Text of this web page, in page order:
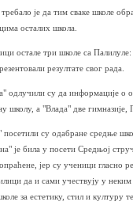
је да тим сваке школе
осталих школа.
остале три школе са
резултате свог рада.
одлучили су да информације о
школу, а "Влада" две
су одабране средње
је била у посети Средњој
јер су ученици гласно
да и сами учествују у
за естетику, стил и културу